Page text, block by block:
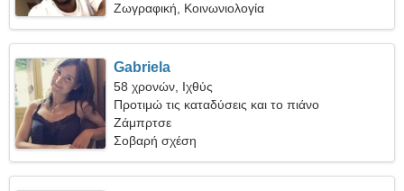
Ζωγραφική, Κοινωνιολογία
Gabriela
58 χρονών, Ιχθύς
Προτιμώ τις καταδύσεις και το πιάνο
Ζάμπρτσε
Σοβαρή σχέση